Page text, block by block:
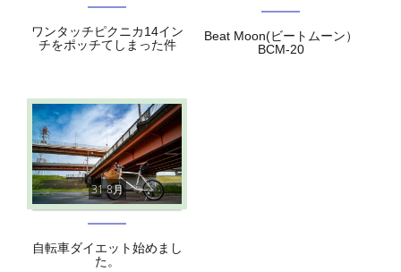
ワンタッチピクニカ14イン
チをポッチてしまった件
Beat Moon(ビートムーン）
BCM-20
31 8月
自転車ダイエット始めまし
た。